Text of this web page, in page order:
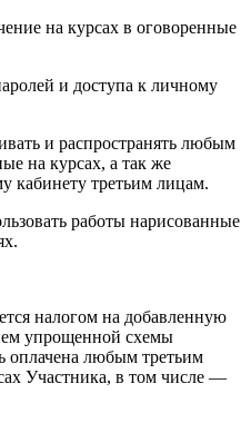
на курсах в оговоренные
и доступа к личному
и распространять любым
на курсах, а так же
кабинету третьим лицам.
работы нарисованные
налогом на добавленную
упрощенной схемы
оплачена любым третьим
Участника, в том числе —